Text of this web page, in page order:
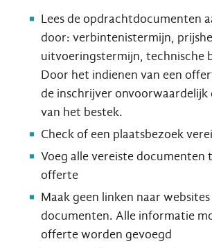
Lees de opdrachtdocumenten
door: verbintenistermijn,
uitvoeringstermijn, technische
Door het indienen van een
de inschrijver onvoorwaardelijk
van het bestek.
Check of een plaatsbezoek
Voeg alle vereiste documenten
offerte
Maak geen linken naar
documenten. Alle informatie
offerte worden gevoegd